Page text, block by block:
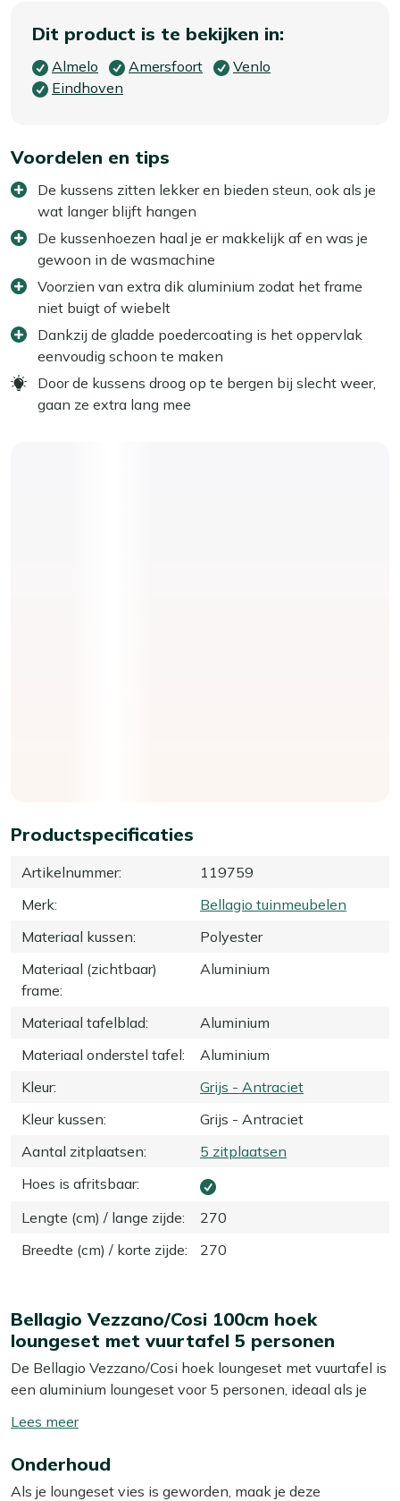
Productspecificaties
Artikelnummer:
119759
Merk:
Bellagio tuinmeubelen
Materiaal kussen:
Polyester
Materiaal (zichtbaar)
frame:
Aluminium
Materiaal tafelblad:
Aluminium
Materiaal onderstel tafel:
Aluminium
Kleur:
Grijs - Antraciet
Kleur kussen:
Grijs - Antraciet
Aantal zitplaatsen:
5 zitplaatsen
Hoes is afritsbaar:
Lengte (cm) / lange zijde:
270
Breedte (cm) / korte zijde: 270
Dit product is te bekijken in:
Almelo Amersfoort
Venlo
Eindhoven
Voordelen en tips
De kussens zitten lekker en bieden steun, ook als je
wat langer blijft hangen
De kussenhoezen haal je er makkelijk af en was je
gewoon in de wasmachine
Voorzien van extra dik aluminium zodat het frame
niet buigt of wiebelt
Dankzij de gladde poedercoating is het oppervlak
eenvoudig schoon te maken
Door de kussens droog op te bergen bij slecht weer,
gaan ze extra lang mee
Bellagio Vezzano/Cosi 100cm hoek
loungeset met vuurtafel 5 personen
De Bellagio Vezzano/Cosi hoek loungeset met vuurtafel is
een aluminium loungeset voor 5 personen, ideaal als je
met hoekopstelling benut je terras heel efficiënt, zodat je
De stevige aluminium frames zijn extra dik, waardoor de
banken niet buigen of wiebelen als iedereen tegelijk
Toon/verberg
meer
Onderhoud
Als je loungeset vies is geworden, maak je deze